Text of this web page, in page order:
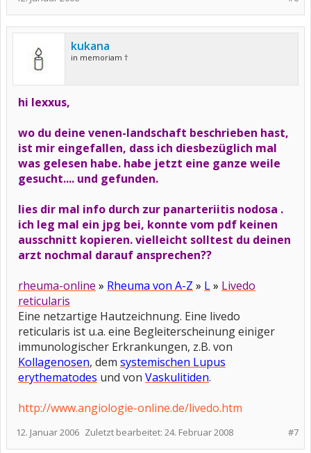
kukana
in memoriam †
hi lexxus,
wo du deine venen-landschaft beschrieben hast,
ist mir eingefallen, dass ich diesbezüglich mal
was gelesen habe. habe jetzt eine ganze weile
gesucht.... und gefunden.
lies dir mal info durch zur panarteriitis nodosa .
ich leg mal ein jpg bei, konnte vom pdf keinen
ausschnitt kopieren. vielleicht solltest du deinen
arzt nochmal darauf ansprechen??
rheuma-online » Rheuma von A-Z » L» Livedo
reticularis
Eine netzartige Hautzeichnung. Eine livedo
reticularis ist u.a. eine Begleiterscheinung einiger
immunologischer Erkrankungen, z.B. von
Kollagenosen, dem systemischen Lupus
erythematodes und von Vaskulitiden.
http://www.angiologie-online.de/livedo.htm
#7
12. Januar 2006 Zuletzt bearbeitet: 24. Februar 2008